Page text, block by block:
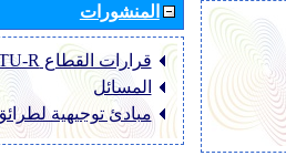
المنشورات
قرارات القطاع ‏ITU-R
المسائل
مبادئ توجيهية